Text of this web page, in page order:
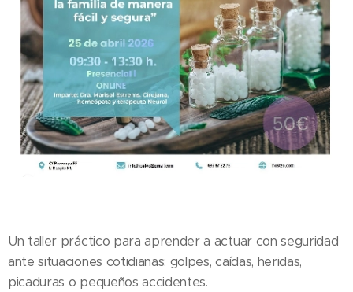
Un taller práctico para aprender a actuar con seguridad
ante situaciones cotidianas: golpes, caídas, heridas,
picaduras o pequeños accidentes.